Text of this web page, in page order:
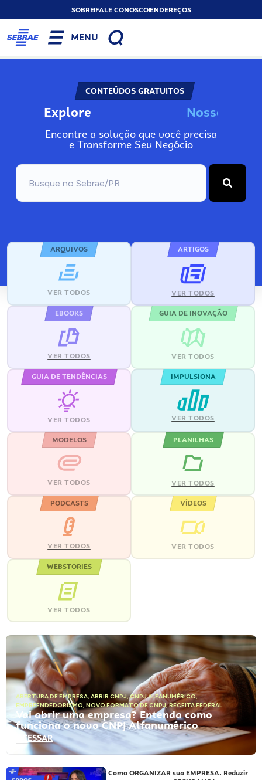
SOBREFALE CONOSCOENDEREÇOS
MENU
CONTEÚDOS GRATUITOS
Explore Nosso
Encontre a solução que você precisa
e Transforme Seu Negócio
ARQUIVOS
VER TODOS
ARTIGOS
VER TODOS
EBOOKS
VER TODOS
GUIA DE INOVAÇÃO
VER TODOS
GUIA DE TENDÊNCIAS
VER TODOS
IMPULSIONA
VER TODOS
MODELOS
VER TODOS
PLANILHAS
VER TODOS
PODCASTS
VER TODOS
VÍDEOS
VER TODOS
WEBSTORIES
VER TODOS
ABERTURA DE EMPRESA, ABRIR CNPJ,CNPJ ALFANUMÉRICO,
EMPREENDEDORISMO, NOVO FORMATO DE CNPJ,RECEITA FEDERAL
Vai abrir uma empresa? Entenda como
funciona o novo CNPJ Alfanumérico
ACESSAR
Como ORGANIZAR sua EMPRESA. Reduzir